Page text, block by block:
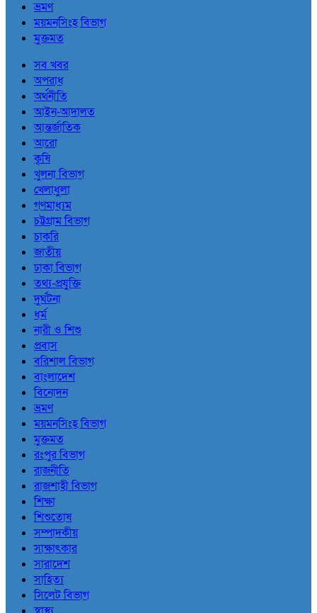
ভ্রমণ
ময়মনসিংহ বিভাগ
মুক্তমত
সব খবর
অপরাধ
অর্থনীতি
আইন-আদালত
আন্তর্জাতিক
আরো
কৃষি
খুলনা বিভাগ
খেলাধুলা
গণমাধ্যম
চট্টগ্রাম বিভাগ
চাকরি
জাতীয়
ঢাকা বিভাগ
তথ্য-প্রযুক্তি
দুর্ঘটনা
ধর্ম
নারী ও শিশু
প্রবাস
বরিশাল বিভাগ
বাংলাদেশ
বিনোদন
ভ্রমণ
ময়মনসিংহ বিভাগ
মুক্তমত
রংপুর বিভাগ
রাজনীতি
রাজশাহী বিভাগ
শিক্ষা
শিশুতোষ
সম্পাদকীয়
সাক্ষাৎকার
সারাদেশ
সাহিত্য
সিলেট বিভাগ